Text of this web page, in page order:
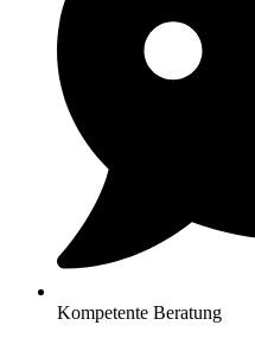
Kompetente Beratung